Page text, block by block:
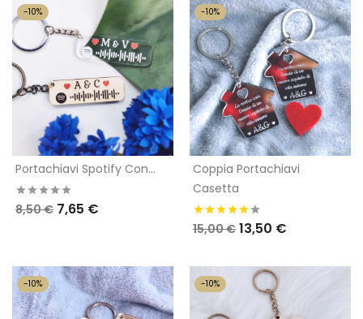
Portachiavi Spotify Con...
8,50 € 7,65 €
-10%
Coppia Portachiavi
Casetta
15,00 € 13,50 €
-10%
-10% -10%